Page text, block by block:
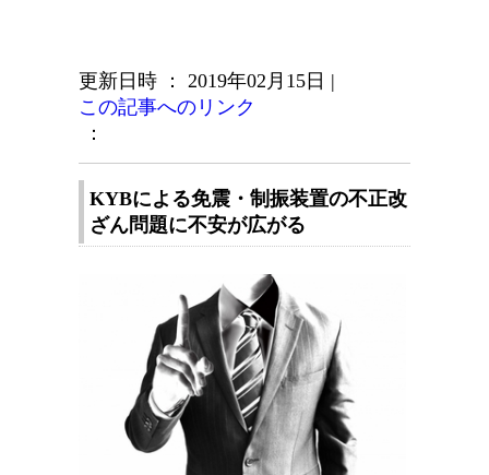
更新日時 ： 2019年02月15日 |
この記事へのリンク
：
KYBによる免震・制振装置の不正改
ざん問題に不安が広がる